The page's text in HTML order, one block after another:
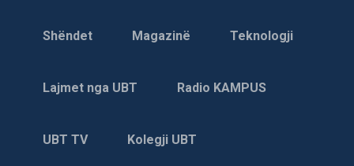
Shëndet Magazinë Teknologji
Lajmet nga UBT Radio KAMPUS
UBT TV Kolegji UBT